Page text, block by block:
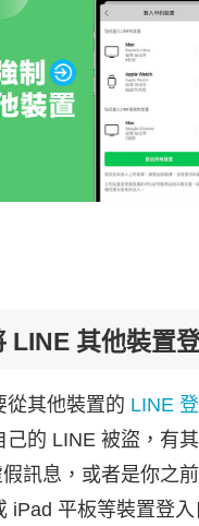
LINE 其他裝置
從其他裝置的 LINE
的 LINE 被盜，有
訊息，或者是你之前
iPad 平板等裝置登入